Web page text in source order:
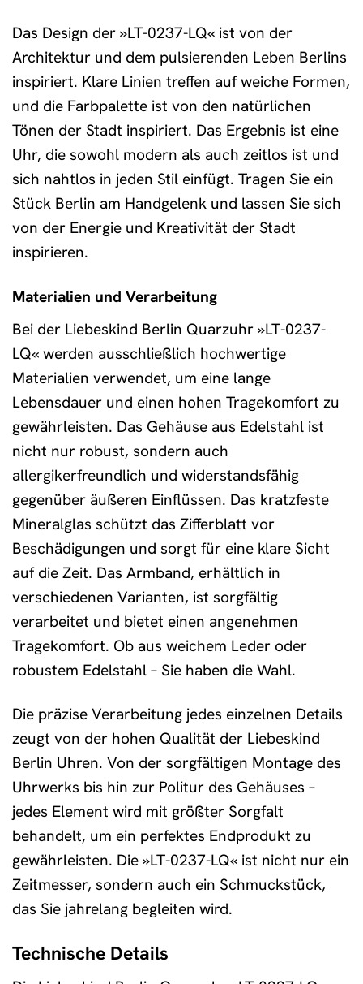
Das Design der »LT-0237-LQ« ist von der
Architektur und dem pulsierenden Leben Berlins
inspiriert. Klare Linien treffen auf weiche Formen,
und die Farbpalette ist von den natürlichen
Tönen der Stadt inspiriert. Das Ergebnis ist eine
Uhr, die sowohl modern als auch zeitlos ist und
sich nahtlos in jeden Stil einfügt. Tragen Sie ein
Stück Berlin am Handgelenk und lassen Sie sich
von der Energie und Kreativität der Stadt
inspirieren.
Materialien und Verarbeitung
Bei der Liebeskind Berlin Quarzuhr »LT-0237-
LQ« werden ausschließlich hochwertige
Materialien verwendet, um eine lange
Lebensdauer und einen hohen Tragekomfort zu
gewährleisten. Das Gehäuse aus Edelstahl ist
nicht nur robust, sondern auch
allergikerfreundlich und widerstandsfähig
gegenüber äußeren Einflüssen. Das kratzfeste
Mineralglas schützt das Zifferblatt vor
Beschädigungen und sorgt für eine klare Sicht
auf die Zeit. Das Armband, erhältlich in
verschiedenen Varianten, ist sorgfältig
verarbeitet und bietet einen angenehmen
Tragekomfort. Ob aus weichem Leder oder
robustem Edelstahl – Sie haben die Wahl.
Die präzise Verarbeitung jedes einzelnen Details
zeugt von der hohen Qualität der Liebeskind
Berlin Uhren. Von der sorgfältigen Montage des
Uhrwerks bis hin zur Politur des Gehäuses –
jedes Element wird mit größter Sorgfalt
behandelt, um ein perfektes Endprodukt zu
gewährleisten. Die »LT-0237-LQ« ist nicht nur ein
Zeitmesser, sondern auch ein Schmuckstück,
das Sie jahrelang begleiten wird.
Technische Details